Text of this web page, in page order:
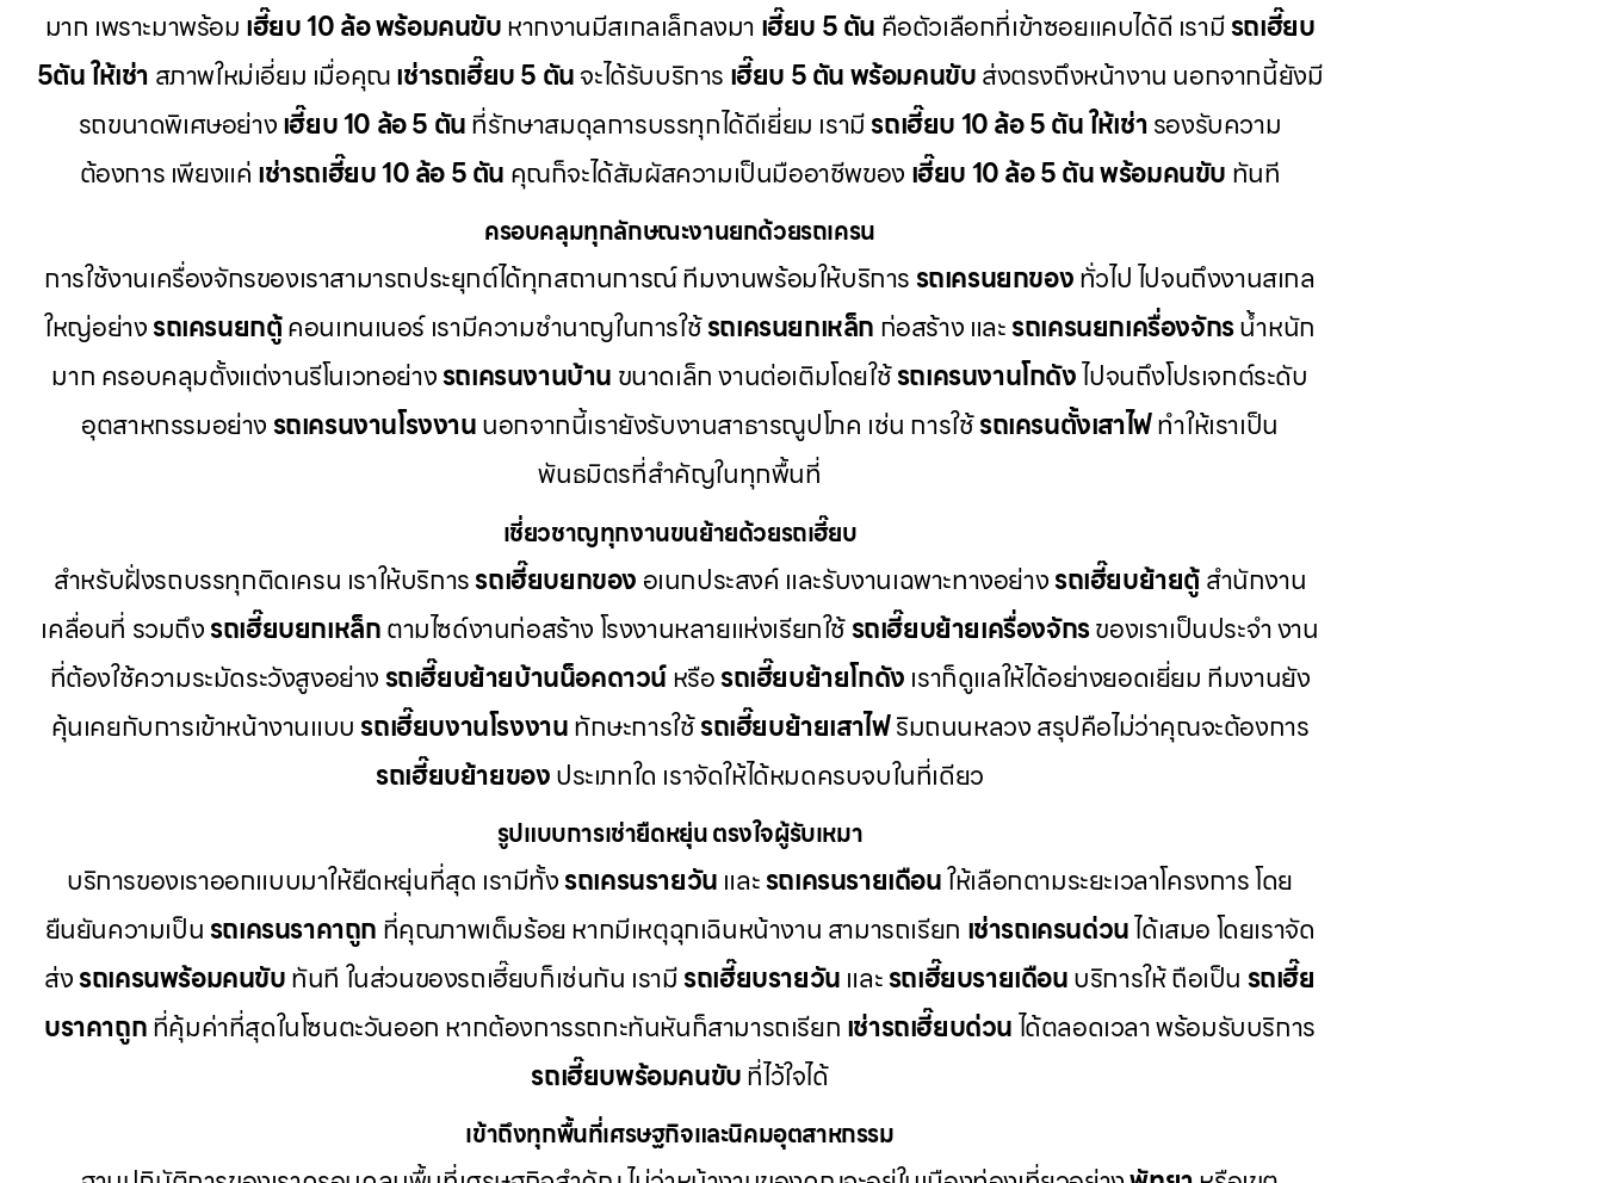
มาก เพราะมาพร้อม เฮี๊ยบ 10 ล้อ พร้อมคนขับหากงานมีสเกลเล็กลงมา เฮี๊ยบ 5 ตัน คือตัวเลือกที่เข้าซอยแคบได้ดี เรามีรถเฮี๊ยบ
5ตัน ให้เช่า สภาพใหม่เอี่ยม เมื่อคุณเช่ารถเฮี๊ยบ 5 ตันจะได้รับบริการ เฮี๊ยบ 5 ตัน พร้อมคนขับส่งตรงถึงหน้างาน นอกจากนี้ยังมี
รถขนาดพิเศษอย่างเฮี๊ยบ 10 ล้อ 5 ตันที่รักษาสมดุลการบรรทุกได้ดีเยี่ยม เรามีรถเฮี๊ยบ 10 ล้อ 5 ตัน ให้เช่ารองรับความ
ต้องการ เพียงแค่ เช่ารถเฮี๊ยบ 10 ล้อ 5 ตัน คุณก็จะได้สัมผัสความเป็นมืออาชีพของ เฮี๊ยบ 10 ล้อ 5 ตัน พร้อมคนขับ ทันที
ครอบคลุมทุกลักษณะงานยกด้วยรถเครน
การใช้งานเครื่องจักรของเราสามารถประยุกต์ได้ทุกสถานการณ์ ทีมงานพร้อมให้บริการรถเครนยกของทั่วไป ไปจนถึงงานสเกล
ใหญ่อย่างรถเครนยกตู้คอนเทนเนอร์ เรามีความชำนาญในการใช้รถเครนยกเหล็ก ก่อสร้าง และรถเครนยกเครื่องจักรน้ำหนัก
มาก ครอบคลุมตั้งแต่งานรีโนเวทอย่างรถเครนงานบ้าน ขนาดเล็ก งานต่อเติมโดยใช้รถเครนงานโกดังไปจนถึงโปรเจกต์ระดับ
อุตสาหกรรมอย่างรถเครนงานโรงงานนอกจากนี้เรายังรับงานสาธารณูปโภค เช่น การใช้รถเครนตั้งเสาไฟทำให้เราเป็น
พันธมิตรที่สำคัญในทุกพื้นที่
เชี่ยวชาญทุกงานขนย้ายด้วยรถเฮี๊ยบ
สำหรับฝั่งรถบรรทุกติดเครน เราให้บริการรถเฮี๊ยบยกของ อเนกประสงค์ และรับงานเฉพาะทางอย่างรถเฮี๊ยบย้ายตู้สำนักงาน
เคลื่อนที่ รวมถึงรถเฮี๊ยบยกเหล็กตามไซด์งานก่อสร้าง โรงงานหลายแห่งเรียกใช้รถเฮี๊ยบย้ายเครื่องจักรของเราเป็นประจำ งาน
ที่ต้องใช้ความระมัดระวังสูงอย่างรถเฮี๊ยบย้ายบ้านน็อคดาวน์หรือรถเฮี๊ยบย้ายโกดัง เราก็ดูแลให้ได้อย่างยอดเยี่ยม ทีมงานยัง
คุ้นเคยกับการเข้าหน้างานแบบรถเฮี๊ยบงานโรงงานทักษะการใช้รถเฮี๊ยบย้ายเสาไฟริมถนนหลวง สรุปคือไม่ว่าคุณจะต้องการ
รถเฮี๊ยบย้ายของประเภทใด เราจัดให้ได้หมดครบจบในที่เดียว
รูปแบบการเช่ายืดหยุ่น ตรงใจผู้รับเหมา
บริการของเราออกแบบมาให้ยืดหยุ่นที่สุด เรามีทั้งรถเครนรายวัน และรถเครนรายเดือนให้เลือกตามระยะเวลาโครงการ โดย
ยืนยันความเป็นรถเครนราคาถูก ที่คุณภาพเต็มร้อย หากมีเหตุฉุกเฉินหน้างาน สามารถเรียก เช่ารถเครนด่วนได้เสมอ โดยเราจัด
ส่งรถเครนพร้อมคนขับทันที ในส่วนของรถเฮี๊ยบก็เช่นกัน เรามีรถเฮี๊ยบรายวัน และรถเฮี๊ยบรายเดือนบริการให้ ถือเป็น รถเฮี๊ย
บราคาถูกที่คุ้มค่าที่สุดในโซนตะวันออก หากต้องการรถกะทันหันก็สามารถเรียก เช่ารถเฮี๊ยบด่วนได้ตลอดเวลา พร้อมรับบริการ
รถเฮี๊ยบพร้อมคนขับที่ไว้ใจได้
เข้าถึงทุกพื้นที่เศรษฐกิจและนิคมอุตสาหกรรม